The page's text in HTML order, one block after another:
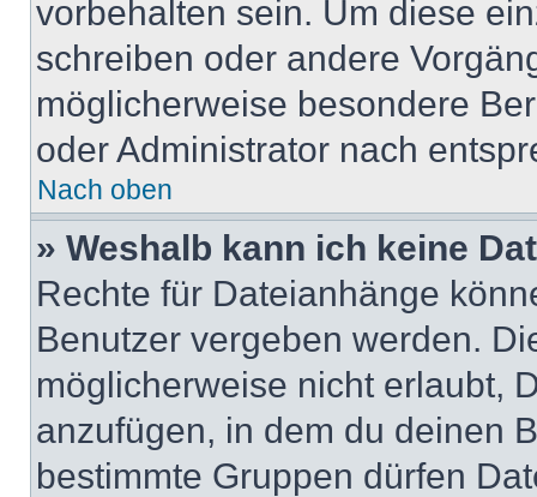
vorbehalten sein. Um diese
schreiben oder andere
möglicherweise besondere
oder Administrator nach
Nach oben
» Weshalb kann ich keine
Rechte für Dateianhänge
Benutzer vergeben werden.
möglicherweise nicht erlaubt,
anzufügen, in dem du deinen
bestimmte Gruppen dürfen